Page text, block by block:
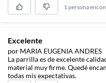
1 persona
Excelente
por MARIA EUGENIA ANDRES
La parrilla es de excelente
material muy firme. Quedé
todas mis expectativas.